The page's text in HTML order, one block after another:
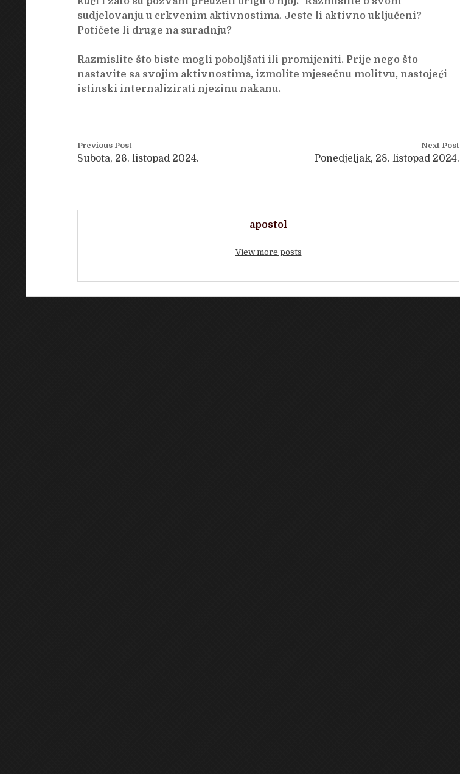
sudjelovanju u crkvenim aktivnostima. Jeste li aktivno uključeni?
Potičete li druge na suradnju?
Razmislite što biste mogli poboljšati ili promijeniti. Prije nego što
nastavite sa svojim aktivnostima, izmolite mjesečnu molitvu, nastojeći
istinski internalizirati njezinu nakanu.
Previous Post
Subota, 26. listopad 2024.
Next Post
Ponedjeljak, 28. listopad 2024.
apostol
View more posts